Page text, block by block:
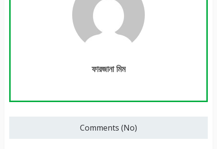
ফারজানা মিম
Comments (No)